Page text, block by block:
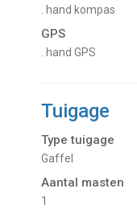
. hand kompas
GPS
. hand GPS
Tuigage
Type tuigage
Gaffel
Aantal masten
1